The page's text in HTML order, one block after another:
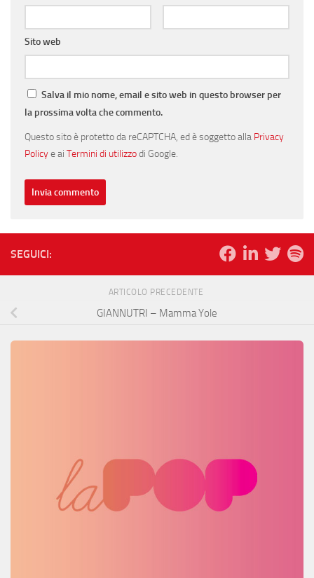
Sito web
Salva il mio nome, email e sito web in questo browser per
la prossima volta che commento.
Questo sito è protetto da reCAPTCHA, ed è soggetto alla Privacy
Policye ai Termini di utilizzodi Google.
SEGUICI:
ARTICOLO PRECEDENTE
GIANNUTRI – Mamma Yole